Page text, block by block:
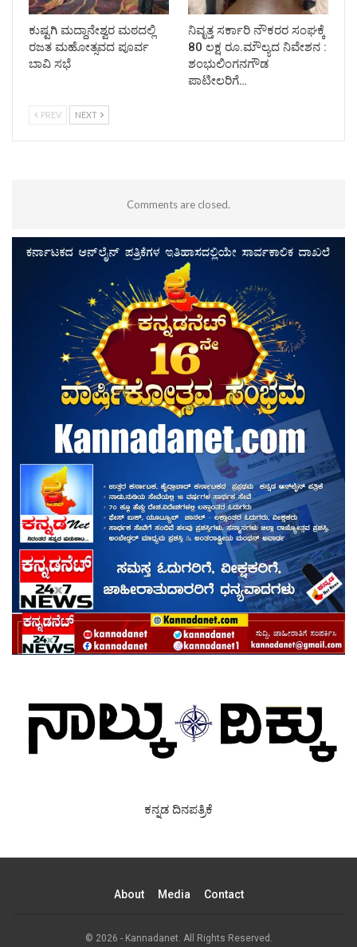
ಕುಷ್ಟಗಿ ಮದ್ದಾನೇಶ್ವರ ಮಠದಲ್ಲಿ
ರಜತ ಮಹೋತ್ಸವದ ಪೂರ್ವ
ಬಾವಿ ಸಭೆ
ನಿವೃತ್ತ ಸರ್ಕಾರಿ ನೌಕರರ ಸಂಘಕ್ಕೆ
80 ಲಕ್ಷ ರೂ.ಮೌಲ್ಯದ ನಿವೇಶನ :
ಶಂಭುಲಿಂಗನಗೌಡ
ಪಾಟೀಲರಿಗೆ…
PREV NEXT
Comments are closed.
ಕನ್ನಡ ದಿನಪತ್ರಿಕೆ
About Media Contact
© 2026 - Kannadanet. All Rights Reserved.